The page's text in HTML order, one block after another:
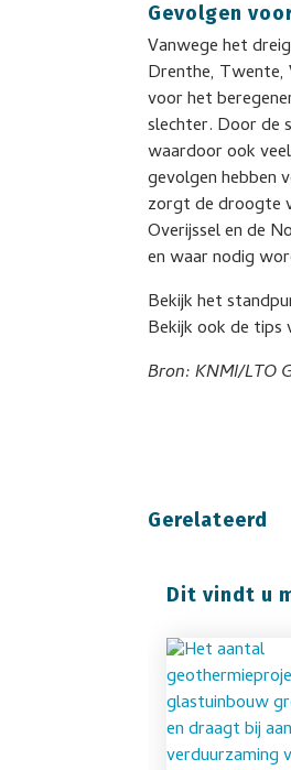
Gevolgen
Vanwege het
Drenthe, Twente,
voor het
slechter. Door de
waardoor ook
gevolgen hebben
zorgt de droogte
Overijssel en de
en waar nodig
Bekijk het
Bekijk ook de
Bron: KNMI/LTO
Gerelateerd
Dit vindt u